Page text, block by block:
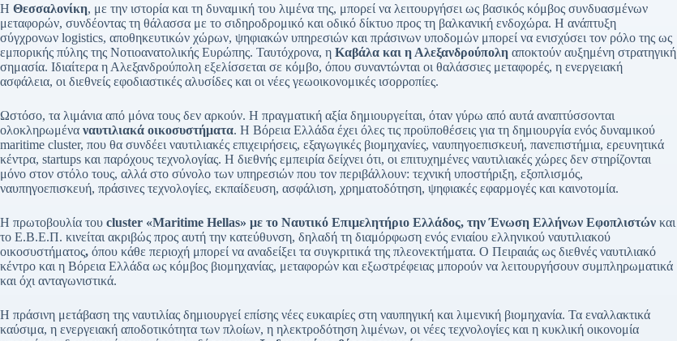
Η Θεσσαλονίκη, με την ιστορία και τη δυναμική του λιμένα της, μπορεί να λειτουργήσει ως βασικός κόμβος συνδυασμένων
μεταφορών, συνδέοντας τη θάλασσα με το σιδηροδρομικό και οδικό δίκτυο προς τη βαλκανική ενδοχώρα. Η ανάπτυξη
σύγχρονων logistics, αποθηκευτικών χώρων, ψηφιακών υπηρεσιών και πράσινων υποδομών μπορεί να ενισχύσει τον ρόλο της ως
εμπορικής πύλης της Νοτιοανατολικής Ευρώπης. Ταυτόχρονα, η Καβάλα και η Αλεξανδρούπολη αποκτούν αυξημένη στρατηγική
σημασία. Ιδιαίτερα η Αλεξανδρούπολη εξελίσσεται σε κόμβο, όπου συναντώνται οι θαλάσσιες μεταφορές, η ενεργειακή
ασφάλεια, οι διεθνείς εφοδιαστικές αλυσίδες και οι νέες γεωοικονομικές ισορροπίες.
Ωστόσο, τα λιμάνια από μόνα τους δεν αρκούν. Η πραγματική αξία δημιουργείται, όταν γύρω από αυτά αναπτύσσονται
ολοκληρωμένα ναυτιλιακά οικοσυστήματα. Η Βόρεια Ελλάδα έχει όλες τις προϋποθέσεις για τη δημιουργία ενός δυναμικού
maritime cluster, που θα συνδέει ναυτιλιακές επιχειρήσεις, εξαγωγικές βιομηχανίες, ναυπηγοεπισκευή, πανεπιστήμια, ερευνητικά
κέντρα, startups και παρόχους τεχνολογίας. Η διεθνής εμπειρία δείχνει ότι, οι επιτυχημένες ναυτιλιακές χώρες δεν στηρίζονται
μόνο στον στόλο τους, αλλά στο σύνολο των υπηρεσιών που τον περιβάλλουν: τεχνική υποστήριξη, εξοπλισμός,
ναυπηγοεπισκευή, πράσινες τεχνολογίες, εκπαίδευση, ασφάλιση, χρηματοδότηση, ψηφιακές εφαρμογές και καινοτομία.
Η πρωτοβουλία του cluster «Maritime Hellas» με το Ναυτικό Επιμελητήριο Ελλάδος, την Ένωση Ελλήνων Εφοπλιστών και
το Ε.Β.Ε.Π. κινείται ακριβώς προς αυτή την κατεύθυνση, δηλαδή τη διαμόρφωση ενός ενιαίου ελληνικού ναυτιλιακού
οικοσυστήματος, όπου κάθε περιοχή μπορεί να αναδείξει τα συγκριτικά της πλεονεκτήματα. Ο Πειραιάς ως διεθνές ναυτιλιακό
κέντρο και η Βόρεια Ελλάδα ως κόμβος βιομηχανίας, μεταφορών και εξωστρέφειας μπορούν να λειτουργήσουν συμπληρωματικά
και όχι ανταγωνιστικά.
Η πράσινη μετάβαση της ναυτιλίας δημιουργεί επίσης νέες ευκαιρίες στη ναυπηγική και λιμενική βιομηχανία. Τα εναλλακτικά
καύσιμα, η ενεργειακή αποδοτικότητα των πλοίων, η ηλεκτροδότηση λιμένων, οι νέες τεχνολογίες και η κυκλική οικονομία